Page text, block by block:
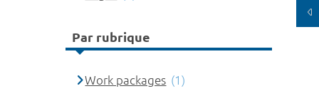
Par rubrique
Work packages (1)